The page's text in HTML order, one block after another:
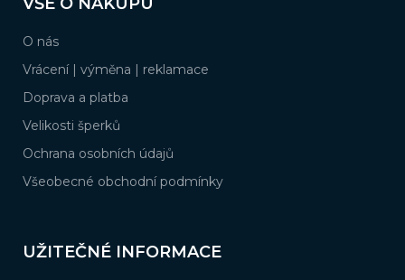
p
O nás
Vrácení | výměna | reklamace
Doprava a platba
Velikosti šperků
Ochrana osobních údajů
Všeobecné obchodní podmínky
UŽITEČNÉ INFORMACE